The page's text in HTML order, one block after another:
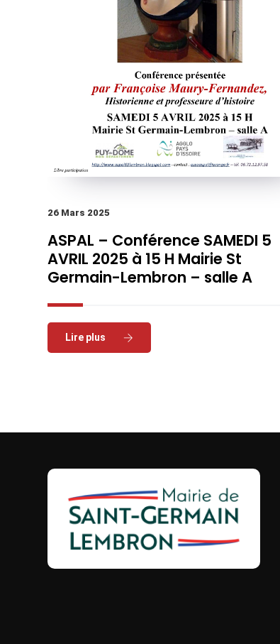
26 Mars 2025
ASPAL – Conférence SAMEDI 5
AVRIL 2025 à 15 H Mairie St
Germain-Lembron – salle A
Read More